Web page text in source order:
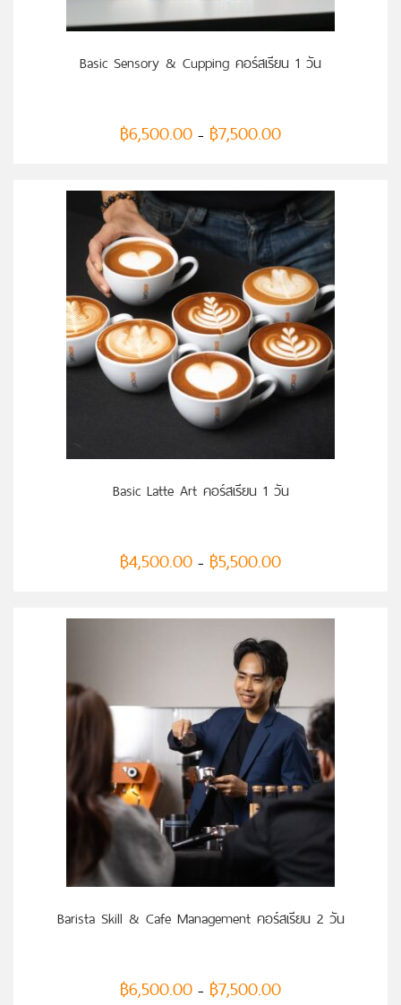
Basic Sensory & Cupping คอร์สเรียน 1 วัน
฿6,500.00 – ฿7,500.00
Basic Latte Art คอร์สเรียน 1 วัน
฿4,500.00 – ฿5,500.00
Barista Skill & Cafe Management คอร์สเรียน 2 วัน
฿6,500.00 – ฿7,500.00